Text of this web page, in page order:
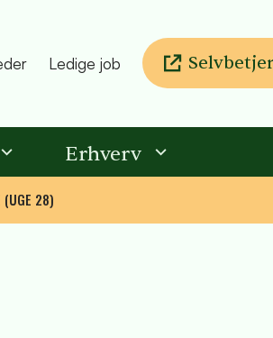
Ledige job
Erhverv
(UGE 28)